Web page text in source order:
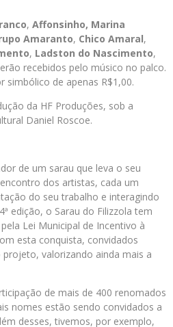
, Affonsinho, Marina
Amaranto, Chico Amaral,
, Ladston do Nascimento,
recebidos pelo músico no palco.
simbólico de apenas R$1,00.
da HF Produções, sob a
Daniel Roscoe.
de um sarau que leva o seu
dos artistas, cada um
do seu trabalho e interagindo
edição, o Sarau do Filizzola tem
Lei Municipal de Incentivo à
esta conquista, convidados
valorizando ainda mais a
de mais de 400 renomados
nomes estão sendo convidados a
desses, tivemos, por exemplo,